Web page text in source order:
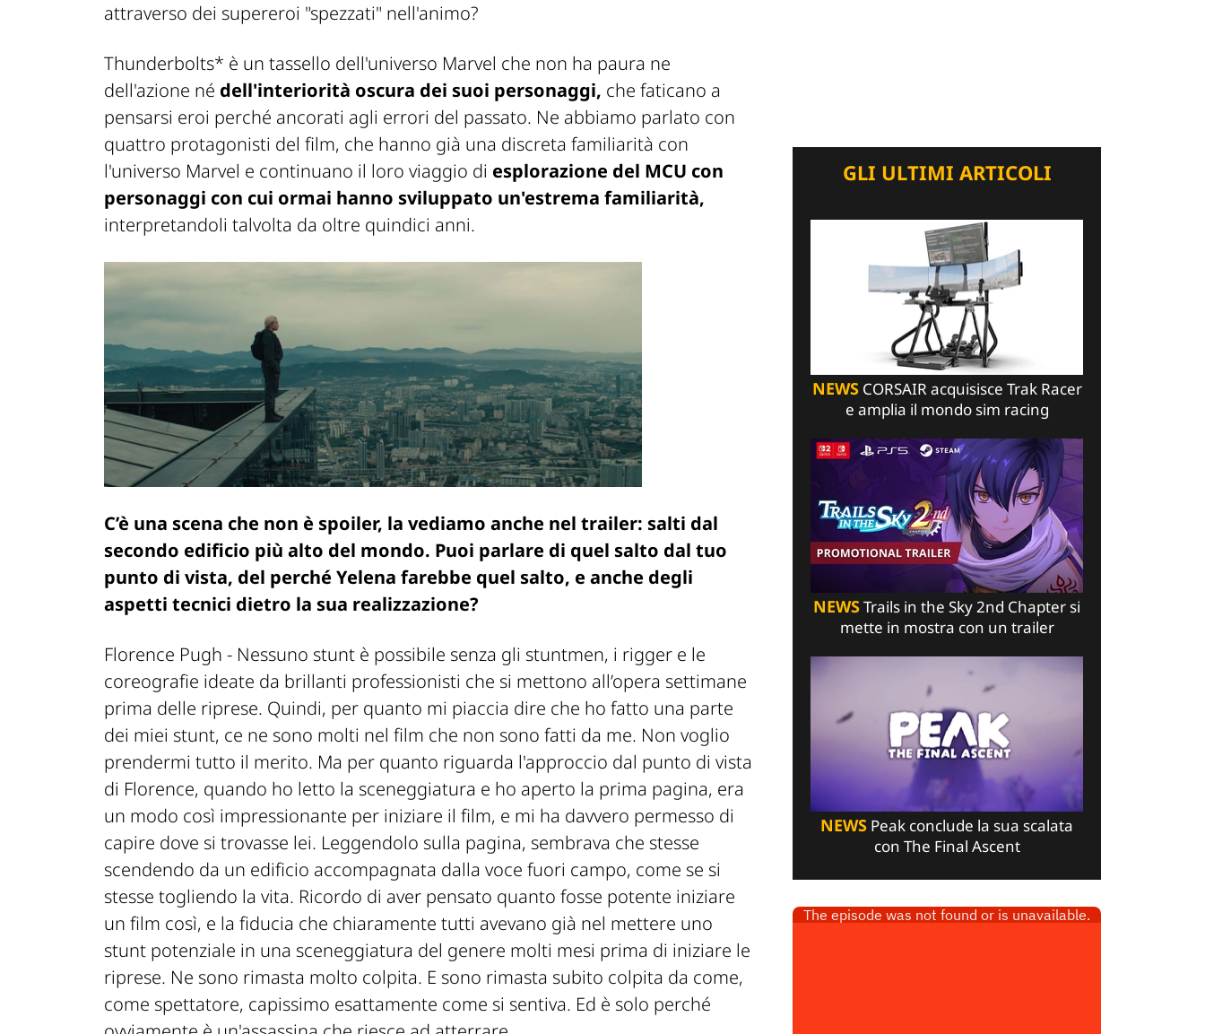
attraverso dei supereroi "spezzati" nell'animo?
Thunderbolts* è un tassello dell'universo Marvel che non ha paura ne
dell'azione né dell'interiorità oscura dei suoi personaggi, che faticano a
pensarsi eroi perché ancorati agli errori del passato. Ne abbiamo parlato con
quattro protagonisti del film, che hanno già una discreta familiarità con
l'universo Marvel e continuano il loro viaggio di esplorazione del MCU con
personaggi con cui ormai hanno sviluppato un'estrema familiarità,
interpretandoli talvolta da oltre quindici anni.
C’è una scena che non è spoiler, la vediamo anche nel trailer: salti dal
secondo edificio più alto del mondo. Puoi parlare di quel salto dal tuo
punto di vista, del perché Yelena farebbe quel salto, e anche degli
aspetti tecnici dietro la sua realizzazione?
Florence Pugh - Nessuno stunt è possibile senza gli stuntmen, i rigger e le
coreografie ideate da brillanti professionisti che si mettono all’opera settimane
prima delle riprese. Quindi, per quanto mi piaccia dire che ho fatto una parte
dei miei stunt, ce ne sono molti nel film che non sono fatti da me. Non voglio
prendermi tutto il merito. Ma per quanto riguarda l'approccio dal punto di vista
di Florence, quando ho letto la sceneggiatura e ho aperto la prima pagina, era
un modo così impressionante per iniziare il film, e mi ha davvero permesso di
capire dove si trovasse lei. Leggendolo sulla pagina, sembrava che stesse
scendendo da un edificio accompagnata dalla voce fuori campo, come se si
stesse togliendo la vita. Ricordo di aver pensato quanto fosse potente iniziare
un film così, e la fiducia che chiaramente tutti avevano già nel mettere uno
stunt potenziale in una sceneggiatura del genere molti mesi prima di iniziare le
riprese. Ne sono rimasta molto colpita. E sono rimasta subito colpita da come,
come spettatore, capissimo esattamente come si sentiva. Ed è solo perché
GLI ULTIMI ARTICOLI
NEWSCORSAIR acquisisce Trak Racer
e amplia il mondo sim racing
NEWSTrails in the Sky 2nd Chapter si
mette in mostra con un trailer
NEWS Peak conclude la sua scalata
con The Final Ascent